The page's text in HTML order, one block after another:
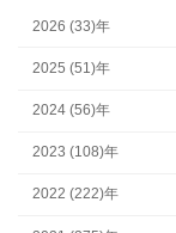
2026 (33)年
2025 (51)年
2024 (56)年
2023 (108)年
2022 (222)年